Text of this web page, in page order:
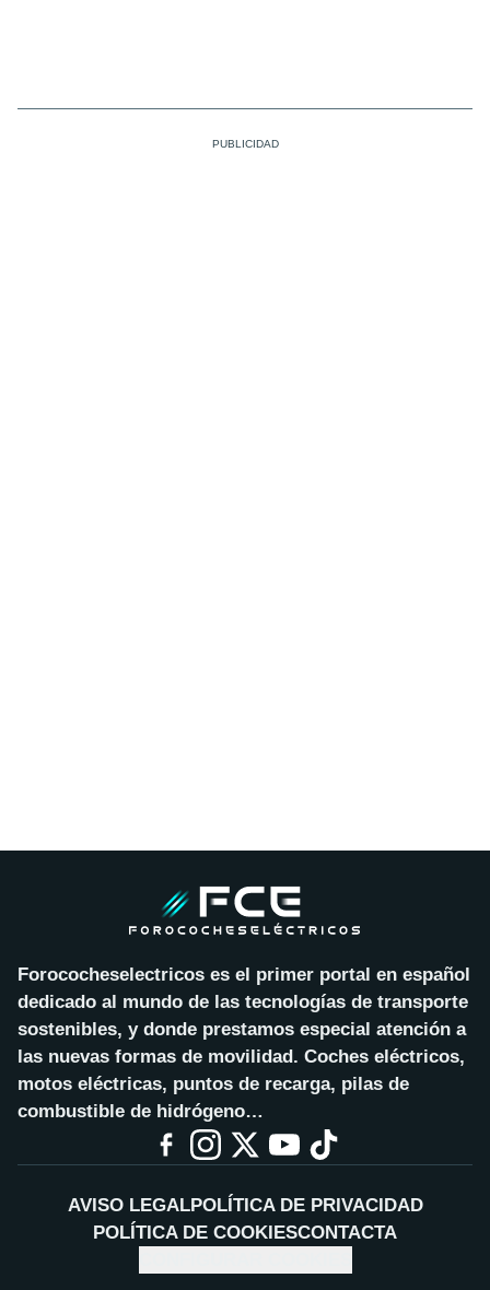
Forococheselectricos es el primer portal en español
dedicado al mundo de las tecnologías de transporte
sostenibles, y donde prestamos especial atención a
las nuevas formas de movilidad. Coches eléctricos,
motos eléctricas, puntos de recarga, pilas de
combustible de hidrógeno…
AVISO LEGALPOLÍTICA DE PRIVACIDAD
POLÍTICA DE COOKIESCONTACTA